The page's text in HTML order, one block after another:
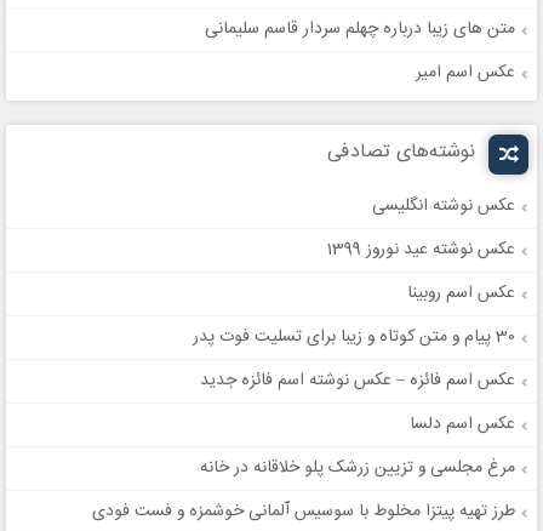
متن های زیبا درباره چهلم سردار قاسم سلیمانی
عکس اسم امیر
نوشته‌های تصادفی
عکس نوشته انگلیسی
عکس نوشته عید نوروز 1399
عکس اسم روبینا
30 پیام و متن کوتاه و زیبا برای تسلیت فوت پدر
عکس اسم فائزه – عکس نوشته اسم فائزه جدید
عکس اسم دلسا
مرغ مجلسی و تزیین زرشک پلو خلاقانه در خانه
طرز تهیه پیتزا مخلوط با سوسیس آلمانی خوشمزه و فست فودی